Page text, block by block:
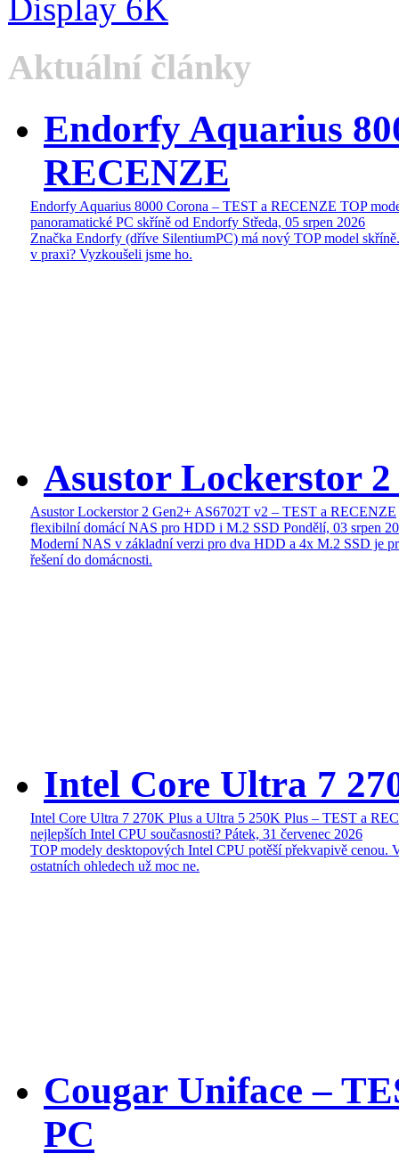
Aktuální články
Endorfy Aquarius
RECENZE
Endorfy Aquarius 8000 Corona – TEST a RECENZE TOP
panoramatické PC skříně od Endorfy Středa, 05 srpen 2026
Značka Endorfy (dříve SilentiumPC) má nový TOP model
v praxi? Vyzkoušeli jsme ho.
Asustor Lockerstor
Asustor Lockerstor 2 Gen2+ AS6702T v2 – TEST a RECENZE
flexibilní domácí NAS pro HDD i M.2 SSD Pondělí, 03 srpen
Moderní NAS v základní verzi pro dva HDD a 4x M.2 SSD je
řešení do domácnosti.
Intel Core Ultra 7
Intel Core Ultra 7 270K Plus a Ultra 5 250K Plus – TEST a
nejlepších Intel CPU současnosti? Pátek, 31 červenec 2026
TOP modely desktopových Intel CPU potěší překvapivě cenou.
ostatních ohledech už moc ne.
Cougar Uniface –
PC